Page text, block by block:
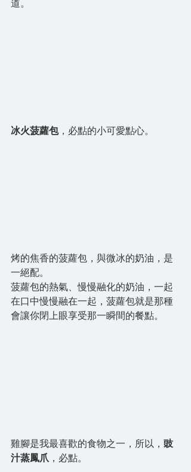
道。
冰火菠蘿包，必點的小可愛點心。
烤的焦香的菠蘿包，與微冰的奶油，是
一絕配。
菠蘿包的熱氣、慢慢融化的奶油，一起
在口中慢慢融在一起，菠蘿包就是那種
會讓你閉上眼享受那一瞬間的餐點。
雞腳是我最喜歡的食物之一，所以， 豉
汁蒸鳳爪 ，必點。